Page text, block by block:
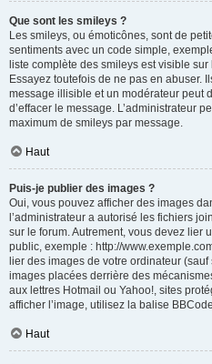
Que sont les smileys ?
Les smileys, ou émoticônes, sont de
sentiments avec un code simple,
liste complète des smileys est visible
Essayez toutefois de ne pas en abuser.
message illisible et un modérateur peut
d’effacer le message. L’administrateur
maximum de smileys par message.
Haut
Puis-je publier des images ?
Oui, vous pouvez afficher des images
l’administrateur a autorisé les fichiers
sur le forum. Autrement, vous devez lier
public, exemple : http://
lier des images de votre ordinateur
images placées derrière des
aux lettres Hotmail ou Yahoo!, sites
afficher l’image, utilisez la balise
Haut